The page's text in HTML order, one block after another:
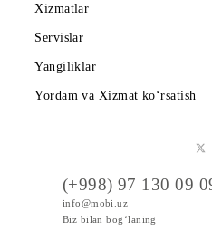
Mobiuzda karyera
Tariflar
Chegirma va maxsus takliflar
Servislar